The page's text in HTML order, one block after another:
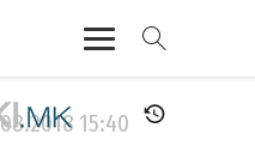
15:40